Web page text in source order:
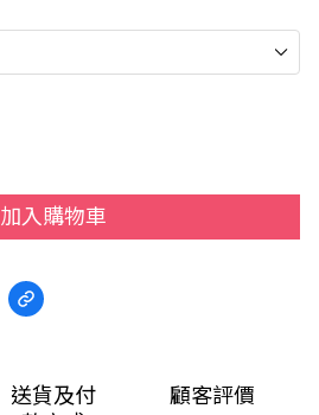
加入購物車
送貨及付
顧客評價